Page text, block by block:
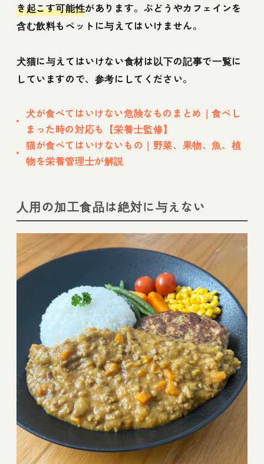
き起こす可能性があります。ぶどうやカフェインを
含む飲料もペットに与えてはいけません。
犬猫に与えてはいけない食材は以下の記事で一覧に
していますので、参考にしてください。
犬が食べてはいけない危険なものまとめ｜食べし
まった時の対応も【栄養士監修】
猫が食べてはいけないもの｜野菜、果物、魚、植
物を栄養管理士が解説
人用の加工食品は絶対に与えない